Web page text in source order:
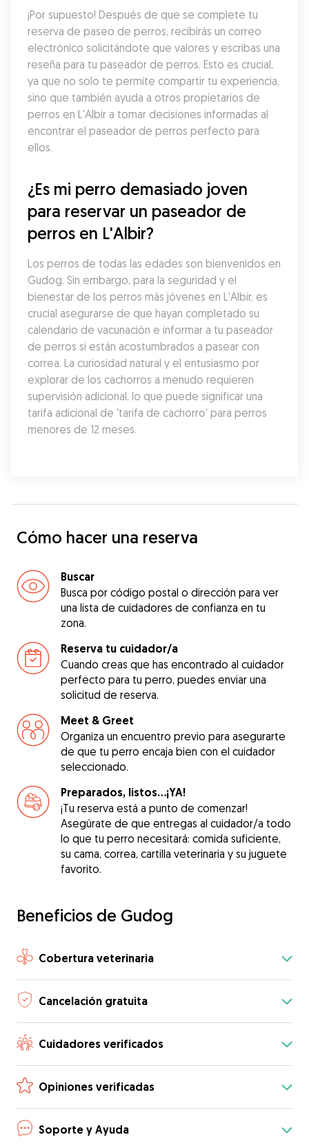
¡Por supuesto! Después de que se complete tu
reserva de paseo de perros, recibirás un correo
electrónico solicitándote que valores y escribas una
reseña para tu paseador de perros. Esto es crucial,
ya que no solo te permite compartir tu experiencia,
sino que también ayuda a otros propietarios de
perros en L'Albir a tomar decisiones informadas al
encontrar el paseador de perros perfecto para
ellos.
¿Es mi perro demasiado joven
para reservar un paseador de
perros en L'Albir?
Los perros de todas las edades son bienvenidos en
Gudog. Sin embargo, para la seguridad y el
bienestar de los perros más jóvenes en L'Albir, es
crucial asegurarse de que hayan completado su
calendario de vacunación e informar a tu paseador
de perros si están acostumbrados a pasear con
correa. La curiosidad natural y el entusiasmo por
explorar de los cachorros a menudo requieren
supervisión adicional, lo que puede significar una
tarifa adicional de 'tarifa de cachorro' para perros
menores de 12 meses.
Cómo hacer una reserva
Buscar
Busca por código postal o dirección para ver
una lista de cuidadores de confianza en tu
zona.
Reserva tu cuidador/a
Cuando creas que has encontrado al cuidador
perfecto para tu perro, puedes enviar una
solicitud de reserva.
Meet & Greet
Organiza un encuentro previo para asegurarte
de que tu perro encaja bien con el cuidador
seleccionado.
Preparados, listos...¡YA!
¡Tu reserva está a punto de comenzar!
Asegúrate de que entregas al cuidador/a todo
lo que tu perro necesitará: comida suficiente,
su cama, correa, cartilla veterinaria y su juguete
favorito.
Beneficios de Gudog
Cobertura veterinaria
Cancelación gratuita
Cuidadores verificados
Opiniones verificadas
Soporte y Ayuda